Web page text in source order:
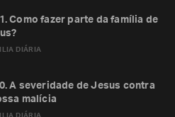
DIÁRIA
Como fazer parte da família de
DIÁRIA
A severidade de Jesus contra
malícia